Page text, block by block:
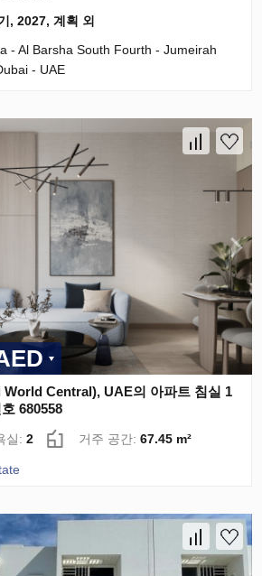
, 2027, 계획 외
- Al Barsha South Fourth - Jumeirah
- UAE
Central), UAE의 아파트 침실 1
680558
실:2 거주 공간:67.45 m²